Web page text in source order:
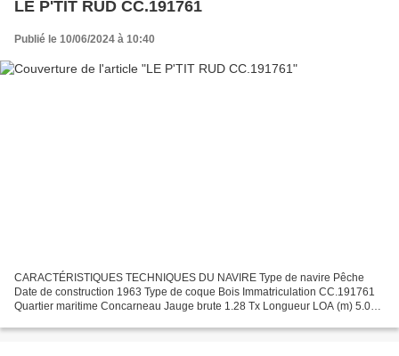
LE P'TIT RUD CC.191761
Publié le 10/06/2024 à 10:40
CARACTÉRISTIQUES TECHNIQUES DU NAVIRE Type de navire Pêche
Date de construction 1963 Type de coque Bois Immatriculation CC.191761
Quartier maritime Concarneau Jauge brute 1.28 Tx Longueur LOA (m) 5.07